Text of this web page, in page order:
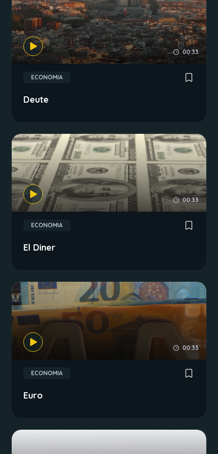
00:33
ECONOMIA
Deute
00:33
ECONOMIA
El Diner
00:33
ECONOMIA
Euro